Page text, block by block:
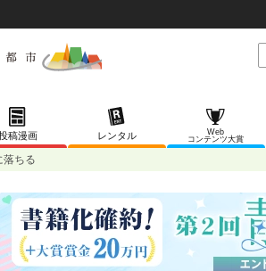
稿漫画 レンタル
Web
コンテンツ大賞
落ちる